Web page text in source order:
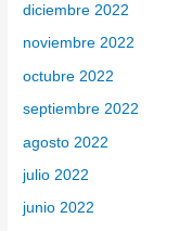
diciembre 2022
noviembre 2022
octubre 2022
septiembre 2022
agosto 2022
julio 2022
junio 2022